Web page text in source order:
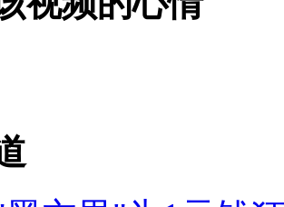
咬伤多人 警民合力深夜将其击毙